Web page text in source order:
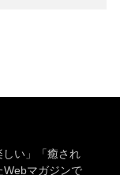
い」「癒され
Webマガジンで